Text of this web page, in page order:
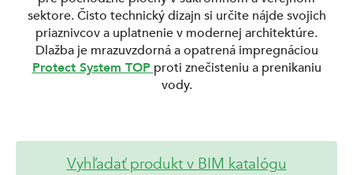
sektore. Čisto technický dizajn si určite nájde svojich
priaznivcov a uplatnenie v modernej architektúre.
Dlažba je mrazuvzdorná a opatrená impregnáciou
Protect System TOP proti znečisteniu a prenikaniu
vody.
Vyhľadať produkt v BIM katalógu